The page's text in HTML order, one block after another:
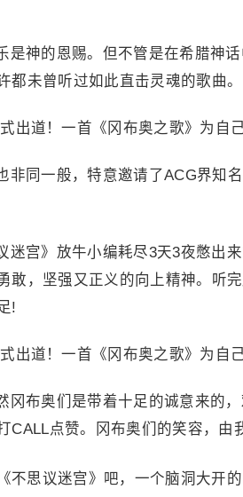
的恩赐。但不管是在希腊神话
未曾听过如此直击灵魂的歌曲。
同一般，特意邀请了ACG界知
》放牛小编耗尽3天3夜憋出来
，坚强又正义的向上精神。听完
!
奥们是带着十足的诚意来的，
CALL点赞。冈布奥们的笑容，由
议迷宫》吧，一个脑洞大开的